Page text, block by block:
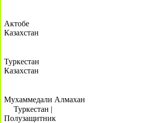
Актобе
Казахстан
Туркестан
Казахстан
Мухаммедали Алмахан
Туркестан |
Полузащитник